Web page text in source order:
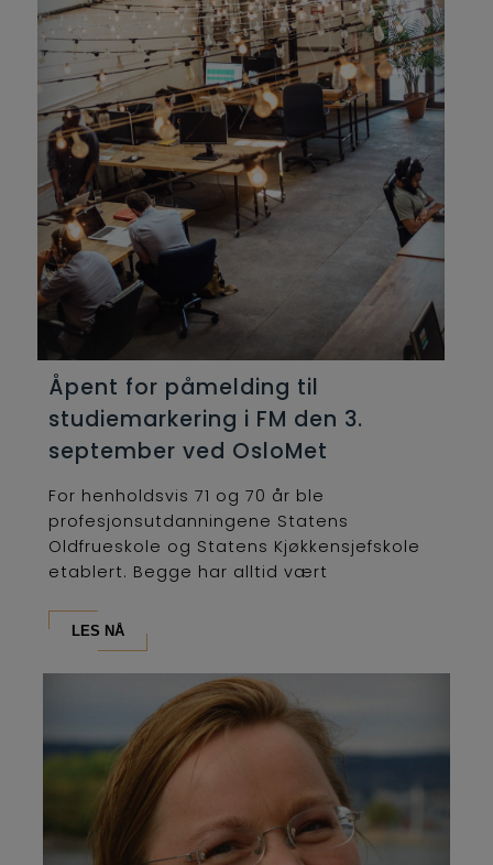
Åpent for påmelding til
studiemarkering i FM den 3.
september ved OsloMet
For henholdsvis 71 og 70 år ble
profesjonsutdanningene Statens
Oldfrueskole og Statens Kjøkkensjefskole
etablert. Begge har alltid vært
LES NÅ